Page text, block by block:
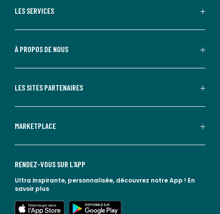
LES SERVICES
À PROPOS DE NOUS
LES SITES PARTENAIRES
MARKETPLACE
RENDEZ-VOUS SUR L'APP
Ultra inspirante, personnalisée, découvrez notre App ! En
savoir plus
lien vers l'app store
lien vers google play